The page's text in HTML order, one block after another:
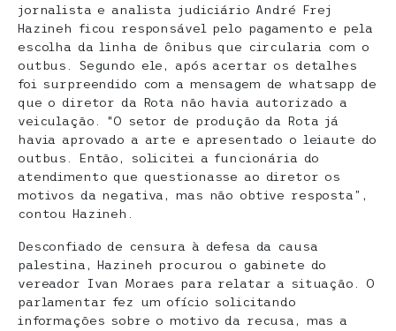
jornalista e analista judiciário André Frej
Hazineh ficou responsável pelo pagamento e pela
escolha da linha de ônibus que circularia com o
outbus. Segundo ele, após acertar os detalhes
foi surpreendido com a mensagem de whatsapp de
que o diretor da Rota não havia autorizado a
veiculação. “O setor de produção da Rota já
havia aprovado a arte e apresentado o leiaute do
outbus. Então, solicitei a funcionária do
atendimento que questionasse ao diretor os
motivos da negativa, mas não obtive resposta”,
contou Hazineh.
Desconfiado de censura à defesa da causa
palestina, Hazineh procurou o gabinete do
vereador Ivan Moraes para relatar a situação. O
parlamentar fez um ofício solicitando
informações sobre o motivo da recusa, mas a